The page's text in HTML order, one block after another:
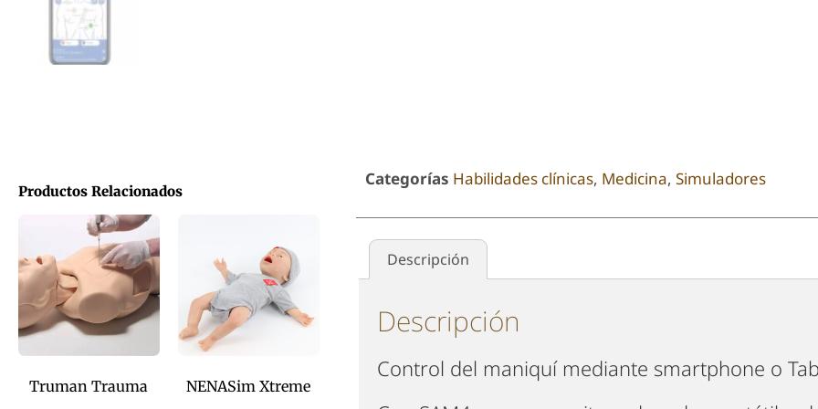
Productos Relacionados
Truman Trauma NENASim Xtreme
Categorías Habilidades clínicas, Medicina, Simuladores
Descripción
Descripción
Control del maniquí mediante smartphone o